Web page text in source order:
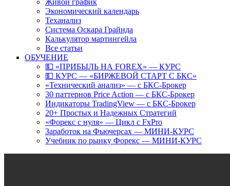
Живой график
Экономический календарь
Теханализ
Система Оскара Грайнда
Калькулятор мартингейла
Все статьи
ОБУЧЕНИЕ
💵 «ПРИБЫЛЬ НА FOREX» — КУРС
💵 КУРС — «БИРЖЕВОЙ СТАРТ С БКС»
«Технический анализ» — с БКС-Брокер
30 паттернов Price Action — с БКС-Брокер
Индикаторы TradingView — с БКС-Брокер
20+ Простых и Надежных Стратегий
«Форекс с нуля» — Цикл с FxPro
Заработок на Фьючерсах — МИНИ-КУРС
Учебник по рынку Форекс — МИНИ-КУРС